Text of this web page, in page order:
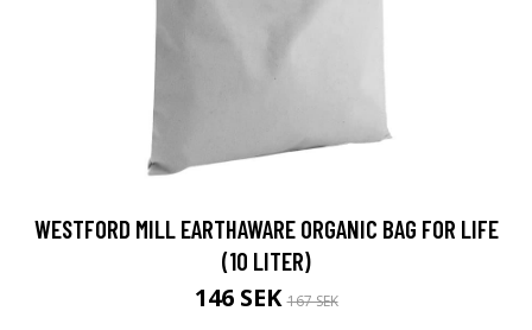
WESTFORD MILL EARTHAWARE ORGANIC BAG FOR LIFE
(10 LITER)
146 SEK167 SEK